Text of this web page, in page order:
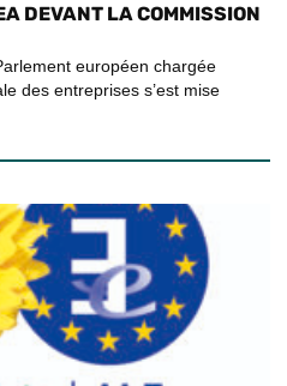
DEVANT LA COMMISSION
européen chargée
des entreprises s’est mise